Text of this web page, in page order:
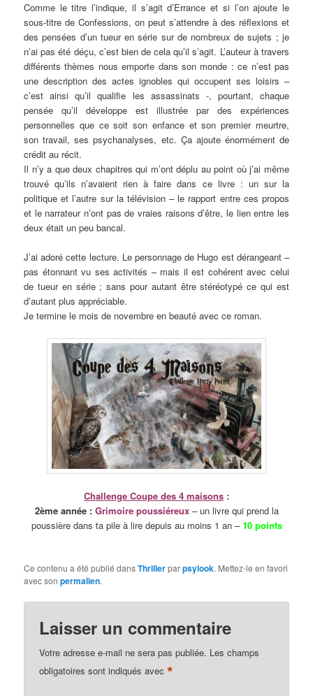
Comme le titre l’indique, il s’agit d’Errance et si l’on ajoute le
sous-titre de Confessions, on peut s’attendre à des réflexions et
des pensées d’un tueur en série sur de nombreux de sujets ; je
n’ai pas été déçu, c’est bien de cela qu’il s’agit. L’auteur à travers
différents thèmes nous emporte dans son monde : ce n’est pas
une description des actes ignobles qui occupent ses loisirs –
c’est ainsi qu’il qualifie les assassinats -, pourtant, chaque
pensée qu’il développe est illustrée par des expériences
personnelles que ce soit son enfance et son premier meurtre,
son travail, ses psychanalyses, etc. Ça ajoute énormément de
crédit au récit.
Il n’y a que deux chapitres qui m’ont déplu au point où j’ai même
trouvé qu’ils n’avaient rien à faire dans ce livre : un sur la
politique et l’autre sur la télévision – le rapport entre ces propos
et le narrateur n’ont pas de vraies raisons d’être, le lien entre les
deux était un peu bancal.
J’ai adoré cette lecture. Le personnage de Hugo est dérangeant –
pas étonnant vu ses activités – mais il est cohérent avec celui
de tueur en série ; sans pour autant être stéréotypé ce qui est
d’autant plus appréciable.
Je termine le mois de novembre en beauté avec ce roman.
Challenge Coupe des 4 maisons :
2ème année : Grimoire poussiéreux – un livre qui prend la
poussière dans ta pile à lire depuis au moins 1 an –10 points
Ce contenu a été publié dansThrillerparpsylook. Mettez-le en favori
avec sonpermalien.
Laisser un commentaire
Votre adresse e-mail ne sera pas publiée. Les champs
obligatoires sont indiqués avec*